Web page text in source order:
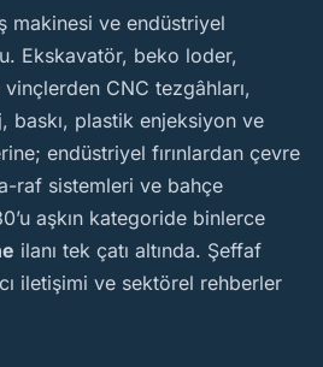
makinesi ve endüstriyel
Ekskavatör, beko loder,
CNC tezgâhları,
baskı, plastik enjeksiyon ve
endüstriyel fırınlardan çevre
raf sistemleri ve bahçe
aşkın kategoride binlerce
ilanı tek çatı altında. Şeffaf
iletişimi ve sektörel rehberler